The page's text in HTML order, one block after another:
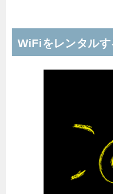
WiFiをレンタル